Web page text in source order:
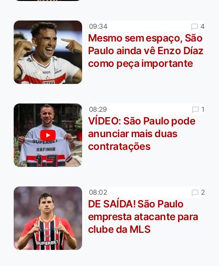
09:34 4
Mesmo sem espaço, São
Paulo ainda vê Enzo Díaz
como peça importante
08:29 1
VÍDEO: São Paulo pode
anunciar mais duas
contratações
08:02 2
DE SAÍDA! São Paulo
empresta atacante para
clube da MLS